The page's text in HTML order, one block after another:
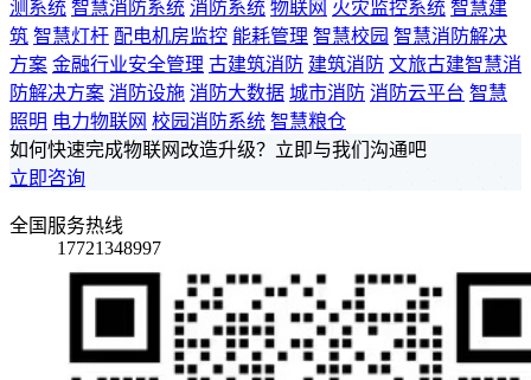
测系统 智慧消防系统 消防系统 物联网 火灾监控系统 智慧建
筑 智慧灯杆 配电机房监控 能耗管理 智慧校园 智慧消防解决
方案 金融行业安全管理 古建筑消防 建筑消防 文旅古建智慧消
防解决方案 消防设施 消防大数据 城市消防 消防云平台 智慧
照明 电力物联网 校园消防系统 智慧粮仓
如何快速完成物联网改造升级？立即与我们沟通吧
立即咨询
全国服务热线
17721348997